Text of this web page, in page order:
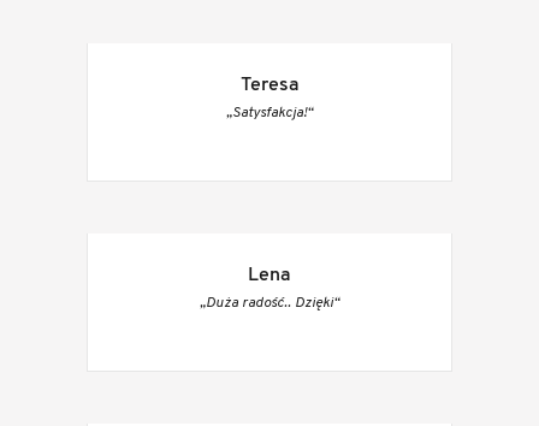
Teresa
„Satysfakcja!“
Lena
„Duża radość.. Dzięki“